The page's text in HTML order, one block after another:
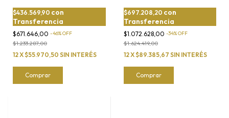
$671.646,00 -46%OFF
$1.233.287,00
$436.569,90 con
Transferencia
12X$55.970,50 SIN INTERÉS
Comprar
$1.072.628,00 -34%OFF
$1.624.419,00
$697.208,20 con
Transferencia
12X$89.385,67 SIN INTERÉS
Comprar